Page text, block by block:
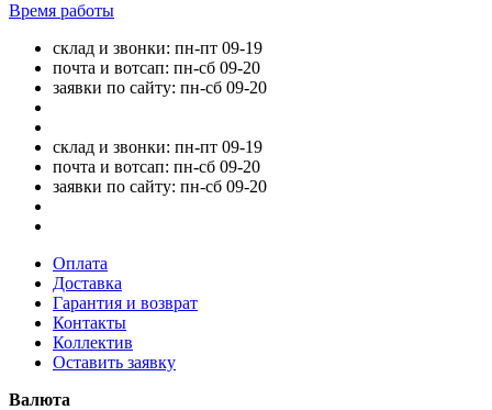
Время работы
склад и звонки: пн-пт 09-19
почта и вотсап: пн-сб 09-20
заявки по сайту: пн-сб 09-20
склад и звонки: пн-пт 09-19
почта и вотсап: пн-сб 09-20
заявки по сайту: пн-сб 09-20
Оплата
Доставка
Гарантия и возврат
Контакты
Коллектив
Оставить заявку
Валюта